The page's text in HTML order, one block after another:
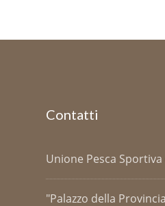
Contatti
Unione Pesca
"Palazzo della